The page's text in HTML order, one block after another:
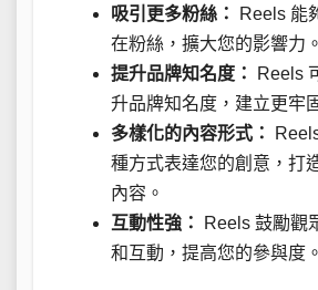
吸引更多粉絲：
Reels 能
在粉絲，擴大您的影響力。
提升品牌知名度：
Reels
升品牌知名度，建立更牢
多樣化的內容形式：
種方式表達您的創意，打
內容。
互動性強：
Reels 鼓勵觀
和互動，提高您的參與度。